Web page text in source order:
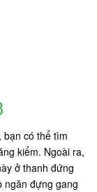
bạn có thể tìm
kiểm. Ngoài ra,
ở thanh đứng
ngăn đựng gang